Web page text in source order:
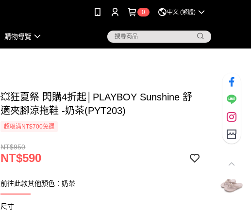
0 中文 (繁體)
購物導覽
💥狂夏祭 閃購4折起│PLAYBOY Sunshine 舒
適夾腳涼拖鞋 -奶茶(PYT203)
超取滿NT$700免運
NT$950
NT$590
前往此款其他顏色：奶茶
尺寸